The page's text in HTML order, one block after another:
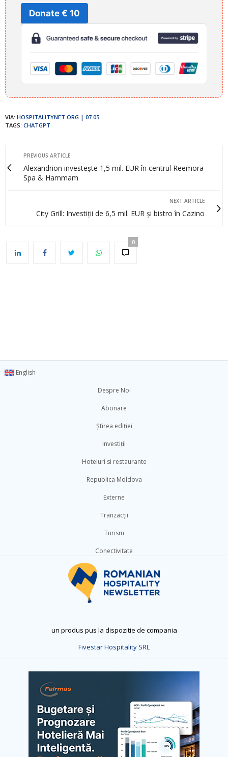
Donate € 10
VIA: HOSPITALITYNET.ORG | 07.05
TAGS: CHATGPT
PREVIOUS ARTICLE
Alexandrion investește 1,5 mil. EUR în centrul Reemora
Spa & Hammam
NEXT ARTICLE
City Grill: Investiții de 6,5 mil. EUR și bistro în Cazino
0
English
Despre Noi
Abonare
Știrea ediției
Investiții
Hoteluri si restaurante
Republica Moldova
Externe
Tranzacții
Turism
Conectivitate
un produs pus la dispozitie de compania
Fivestar Hospitality SRL